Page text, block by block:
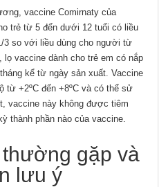
vaccine Comirnaty của
trẻ từ 5 đến dưới 12 tuổi có liều
3 so với liều dùng cho người từ
vaccine dành cho trẻ em có nắp
kể từ ngày sản xuất. Vaccine
từ +2ºC đến +8ºC và có thể sử
vaccine này không được tiêm
thành phần nào của vaccine.
gặp và
lưu ý